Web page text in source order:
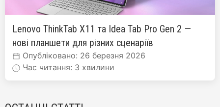
Lenovo ThinkTab X11 та Idea Tab Pro Gen 2 —
нові планшети для різних сценаріїв
Опубліковано: 26 березня 2026
Час читання: 3 хвилини